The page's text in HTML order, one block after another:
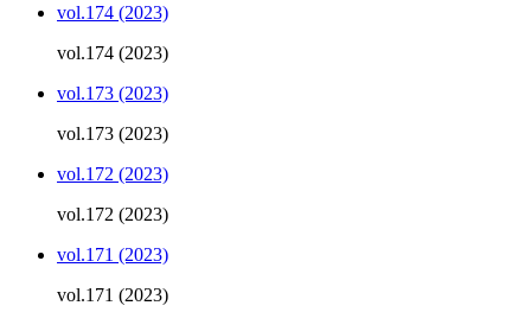
vol.174 (2023)
vol.174 (2023)
vol.173 (2023)
vol.173 (2023)
vol.172 (2023)
vol.172 (2023)
vol.171 (2023)
vol.171 (2023)